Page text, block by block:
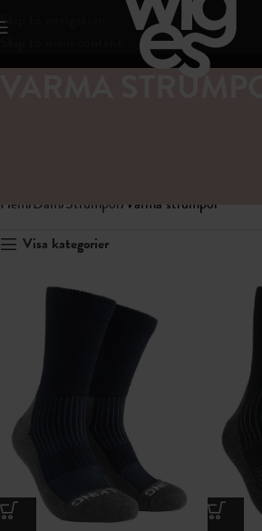
Skip to navigation
Hem Dam Strumpor Varma strumpor
Visa kategorier